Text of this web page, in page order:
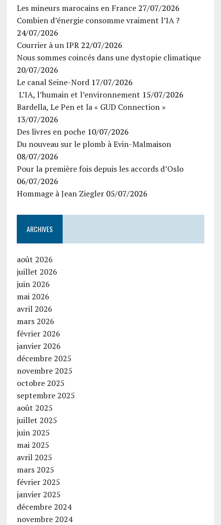
Les mineurs marocains en France 27/07/2026
Combien d’énergie consomme vraiment l’IA ?
24/07/2026
Courrier à un IPR 22/07/2026
Nous sommes coincés dans une dystopie climatique
20/07/2026
Le canal Seine-Nord 17/07/2026
L’IA, l’humain et l’environnement 15/07/2026
Bardella, Le Pen et la « GUD Connection »
13/07/2026
Des livres en poche 10/07/2026
Du nouveau sur le plomb à Evin-Malmaison
08/07/2026
Pour la première fois depuis les accords d’Oslo
06/07/2026
Hommage à Jean Ziegler 05/07/2026
ARCHIVES
août 2026
juillet 2026
juin 2026
mai 2026
avril 2026
mars 2026
février 2026
janvier 2026
décembre 2025
novembre 2025
octobre 2025
septembre 2025
août 2025
juillet 2025
juin 2025
mai 2025
avril 2025
mars 2025
février 2025
janvier 2025
décembre 2024
novembre 2024